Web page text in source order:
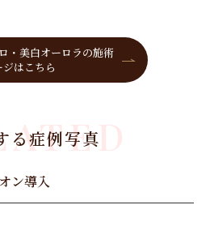
・美白オーロラの施術
はこちら
る症例写真
ン導入